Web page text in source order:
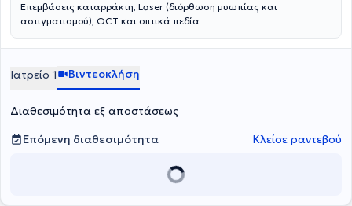
Επεμβάσεις καταρράκτη, Laser (διόρθωση μυωπίας και
αστιγματισμού), OCT και οπτικά πεδία
Ιατρείο 1 Βιντεοκλήση
Διαθεσιμότητα εξ αποστάσεως
Επόμενη διαθεσιμότητα
Κλείσε ραντεβού